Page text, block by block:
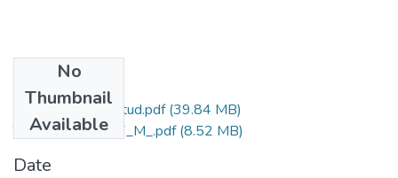
No
Thumbnail
Available
Grado de Similitud.pdf(39.84 MB)
T036_46903537_M_.pdf(8.52 MB)
Date